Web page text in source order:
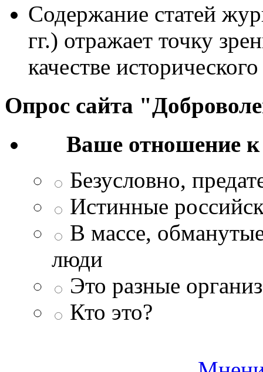
Содержание статей
гг.) отражает точку
качестве
Опрос сайта
Ваше отношение
Безусловно,
Истинные
В массе,
люди
Это разные
Кто это?